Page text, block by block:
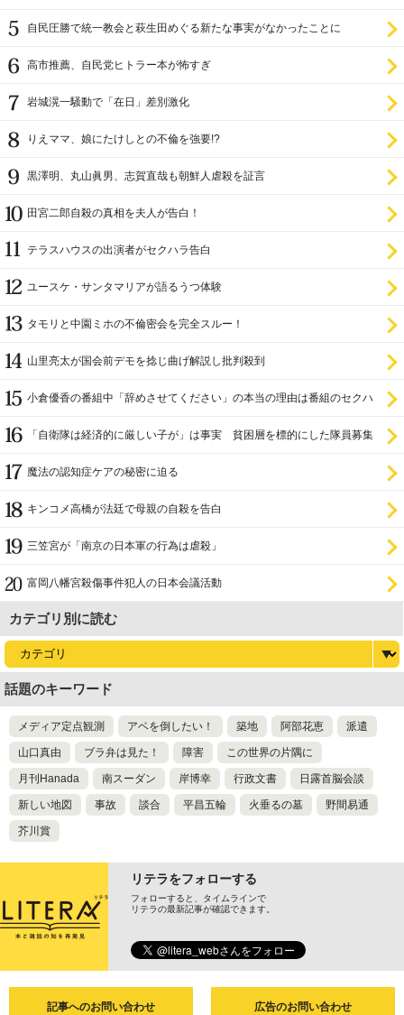
自民圧勝で統一教会と萩生田めぐる新たな事実がなかったことに
高市推薦、自民党ヒトラー本が怖すぎ
岩城滉一騒動で「在日」差別激化
りえママ、娘にたけしとの不倫を強要!?
黒澤明、丸山眞男、志賀直哉も朝鮮人虐殺を証言
田宮二郎自殺の真相を夫人が告白！
テラスハウスの出演者がセクハラ告白
ユースケ・サンタマリアが語るうつ体験
タモリと中園ミホの不倫密会を完全スルー！
山里亮太が国会前デモを捻じ曲げ解説し批判殺到
小倉優香の番組中「辞めさせてください」の本当の理由は番組のセクハ
「自衛隊は経済的に厳しい子が」は事実 貧困層を標的にした隊員募集
魔法の認知症ケアの秘密に迫る
キンコメ高橋が法廷で母親の自殺を告白
三笠宮が「南京の日本軍の行為は虐殺」
富岡八幡宮殺傷事件犯人の日本会議活動
カテゴリ別に読む
話題のキーワード
メディア定点観測 アベを倒したい！ 築地 阿部花恵 派遣
山口真由 ブラ弁は見た！ 障害 この世界の片隅に
月刊Hanada 南スーダン 岸博幸 行政文書 日露首脳会談
新しい地図 事故 談合 平昌五輪 火垂るの墓 野間易通
芥川賞
リテラをフォローする
フォローすると、タイムラインで
リテラの最新記事が確認できます。
記事へのお問い合わせ 広告のお問い合わせ